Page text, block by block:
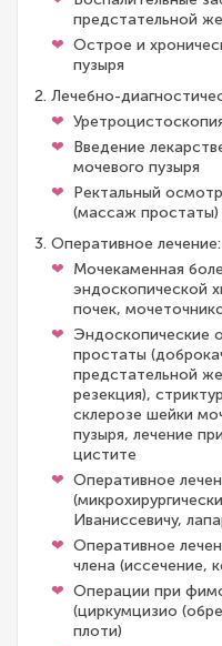
предстательной
Острое и
пузыря
Лечебно-
Введение
мочевого пузыря
Ректальный
(массаж простаты)
Оперативное лечение:
Мочекаменная
эндоскопической
почек,
Эндоскопические
простаты
предстательной
резекция),
склерозе шейки
пузыря, лечение
цистите
Оперативное
Иваниссевичу,
Оперативное
члена (иссечение,
Операции при
(циркумцизио
плоти)